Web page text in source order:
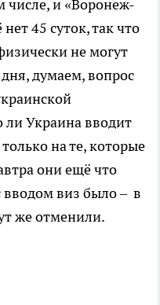
числе, и «Воронеж-
45 суток, так что
не могут
думаем, вопрос
ли Украина вводит
на те, которые
они ещё что
виз было – в
же отменили.